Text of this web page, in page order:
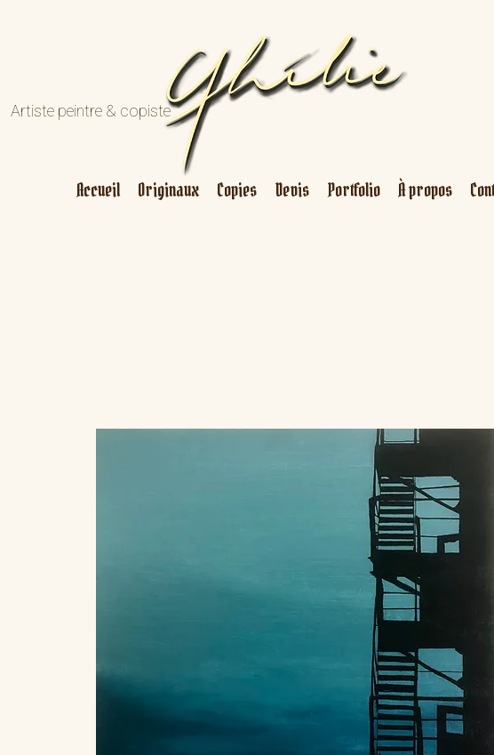
Artiste peintre & copiste
Accueil Originaux Copies Devis Portfolio À propos